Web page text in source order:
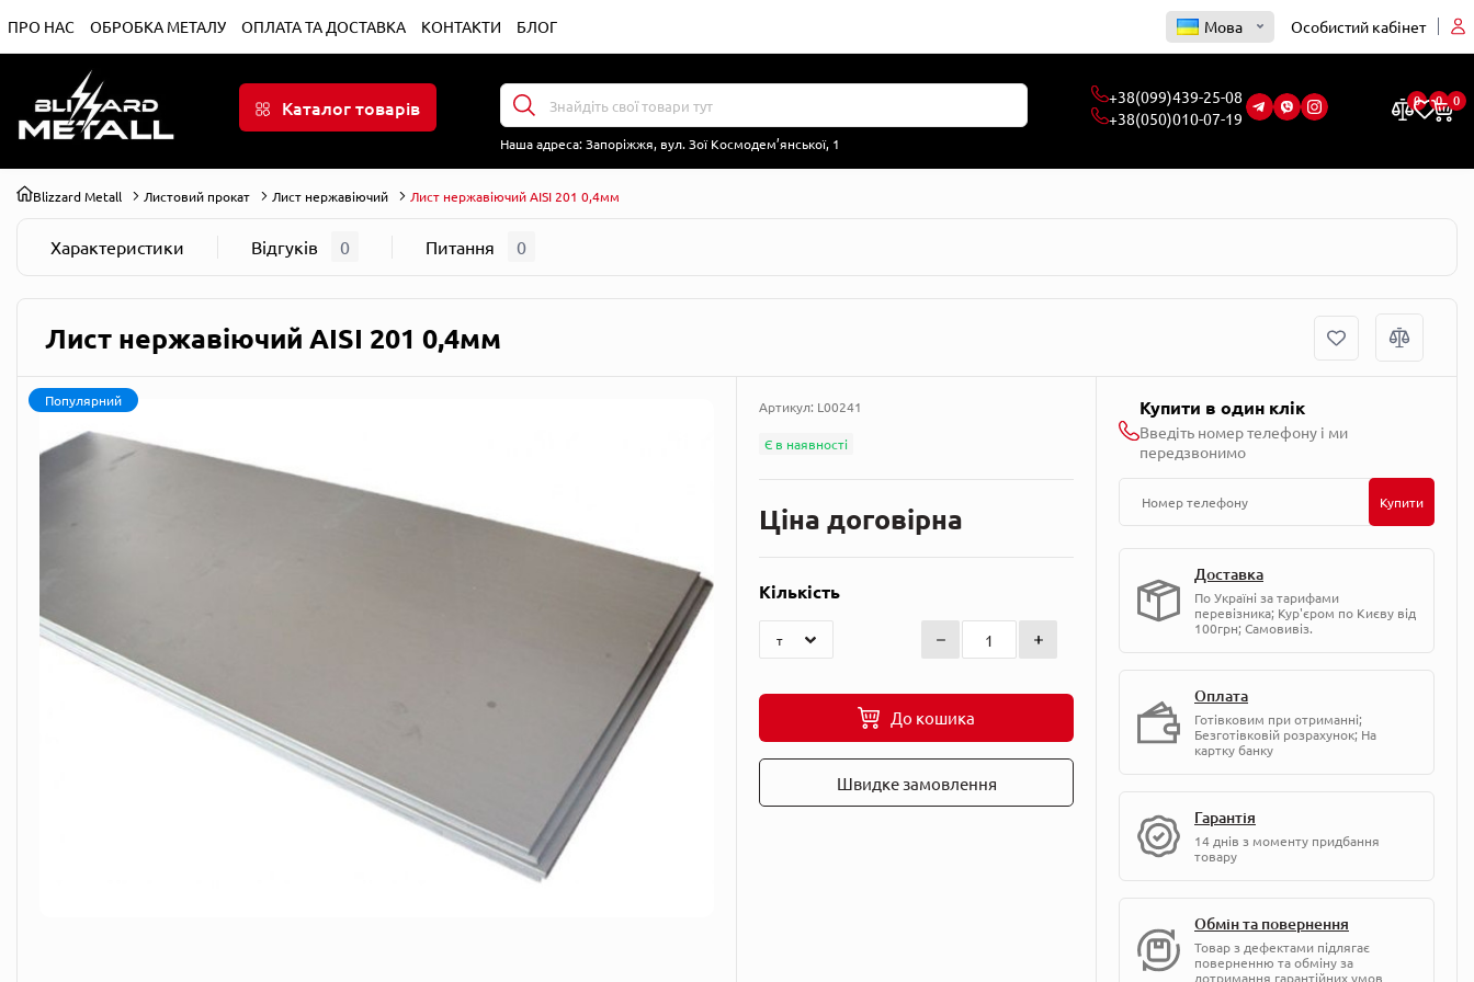
ПРО НАС ОБРОБКА МЕТАЛУ ОПЛАТА ТА ДОСТАВКА КОНТАКТИ БЛОГ Мова Особистий кабінет
Наша адреса:Запоріжжя, вул. Зої Космодем’янської, 1
0 0 0
Каталог товарів
Blizzard Metall Листовий прокат Лист нержавіючий Лист нержавіючий AISI 201 0,4мм
Характеристики Відгуків 0 Питання 0
Лист нержавіючий AISI 201 0,4мм
Популярний Артикул: L00241
Є в наявності
Ціна договірна
Кількість
До кошика
Швидке замовлення
Купити в один клік
Введіть номер телефону і ми
передзвонимо
Купити
Доставка
По Україні за тарифами
перевізника; Кур'єром по Києву від
100грн; Самовивіз.
Оплата
Готівковим при отриманні;
Безготівковій розрахунок; На
картку банку
Гарантія
14 днів з моменту придбання
товару
Обмін та повернення
Товар з дефектами підлягає
поверненню та обміну за
дотримання гарантійних умов